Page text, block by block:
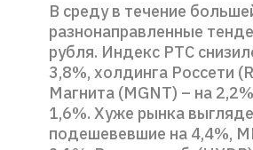
В среду в течение
разнонаправленные
рубля. Индекс РТС
3,8%, холдинга Россети
Магнита (MGNT) – на
1,6%. Хуже рынка
подешевевшие на 4,4%,